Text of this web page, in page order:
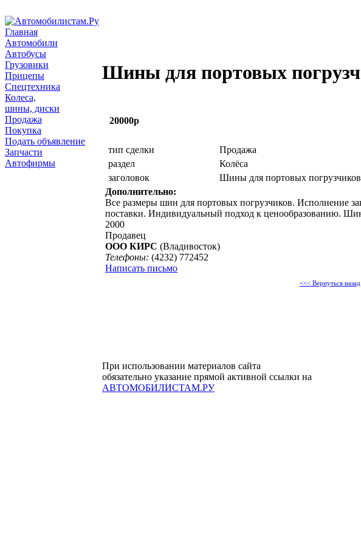
Главная
Автомобили
Автобусы
Грузовики
Прицепы
Спецтехника
Колеса,
шины, диски
Продажа
Покупка
Подать объявление
Запчасти
Автофирмы
Шины для портовых
20000р
тип сделки
Продажа
раздел
Колёса
заголовок
Шины для портовых погрузчиков
Дополнительно:
Все размеры шин для портовых погрузчиков. Исполнение
поставки. Индивидуальный подход к ценообразованию.
2000
Продавец
ООО КИРС (Владивосток)
Телефоны: (4232) 772452
Написать письмо
<<< Вернуться назад
При использовании материалов сайта
обязательно указание прямой активной ссылки на
АВТОМОБИЛИСТАМ.РУ